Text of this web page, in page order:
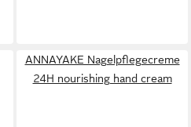
ANNAYAKE Nagelpflegecreme
24H nourishing hand cream